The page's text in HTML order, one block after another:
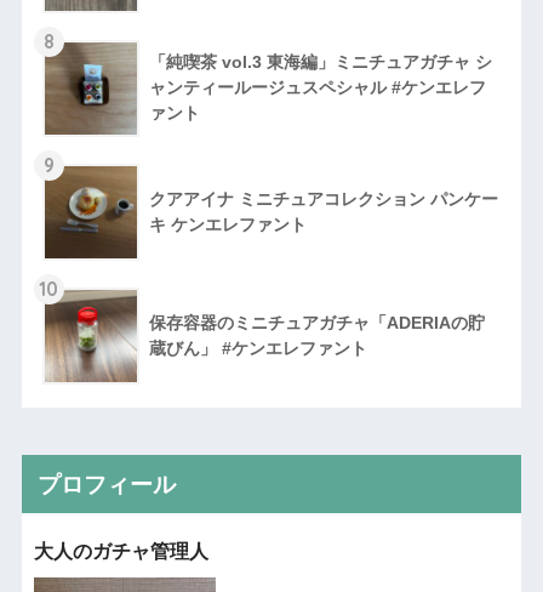
8
「純喫茶 vol.3 東海編」ミニチュアガチャ シ
ャンティールージュスペシャル #ケンエレフ
ァント
9
クアアイナ ミニチュアコレクション パンケー
キ ケンエレファント
10
保存容器のミニチュアガチャ「ADERIAの貯
蔵びん」 #ケンエレファント
プロフィール
大人のガチャ管理人